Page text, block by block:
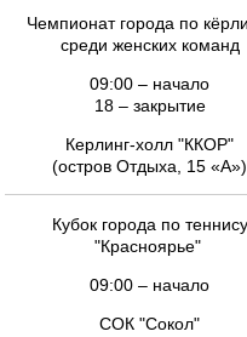
Чемпионат города по
среди женских команд
09:00 – начало
18 – закрытие
Керлинг-холл "ККОР"
(остров Отдыха, 15 «А»)
Кубок города по теннису
"Красноярье"
09:00 – начало
СОК "Сокол"